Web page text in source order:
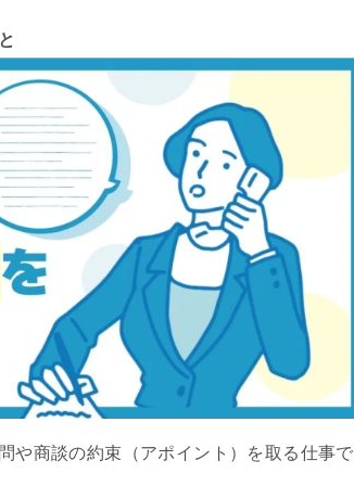
や商談の約束（アポイント）を取る仕事で